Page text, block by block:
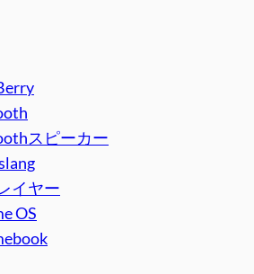
スピーカー
イヤー
OS